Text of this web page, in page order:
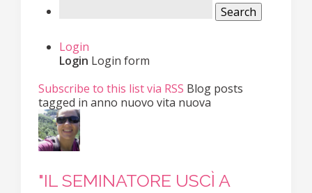
Search
Login
Login Login form
Subscribe to this list via RSS Blog posts
tagged in anno nuovo vita nuova
"IL SEMINATORE USCÌ A